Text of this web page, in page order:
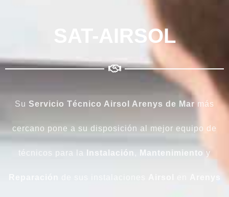
SAT-AIRSOL
Su Servicio Técnico Airsol Arenys de Mar más
cercano pone a su disposición al mejor equipo de
técnicos para la Instalación , Mantenimiento y